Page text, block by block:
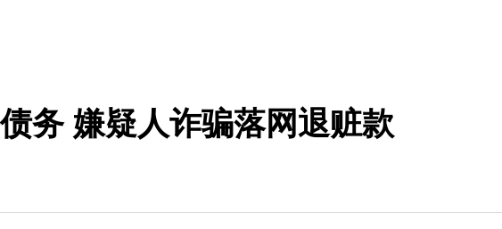
务 嫌疑人诈骗落网退赃款